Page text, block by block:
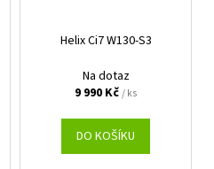
Helix Ci7 W130-S3
Na dotaz
9 990 Kč/ ks
DO KOŠÍKU